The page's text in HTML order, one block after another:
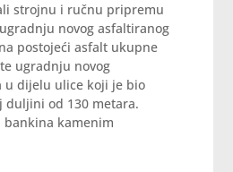
strojnu i ručnu pripremu
novog asfaltiranog
postojeći asfalt ukupne
ugradnju novog
u dijelu ulice koji je bio
od 130 metara.
bankina kamenim